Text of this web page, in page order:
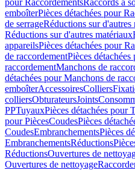
pour RaccordementsRaccords à
emboîterPièces détachées pour
de serrageRéductions sur d'autres
Réductions sur d'autres matériaux
appareilsPièces détachées pour
de raccordementPièces
raccordementManchons de
détachées pour Manchons de
emboîterAccessoiresColliers
colliersObturateursJoints
PPTuyauxPièces détachées pour
pour PiècesCoudesPièces
CoudesEmbranchementsPièces
EmbranchementsRéductions
RéductionsOuvertures de
Ouvertures de nettoyage